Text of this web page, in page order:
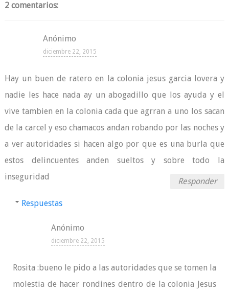
2 comentarios:
Anónimo
diciembre 22, 2015
Hay un buen de ratero en la colonia jesus garcia lovera y
nadie les hace nada ay un abogadillo que los ayuda y el
vive tambien en la colonia cada que agrran a uno los sacan
de la carcel y eso chamacos andan robando por las noches y
a ver autoridades si hacen algo por que es una burla que
estos delincuentes anden sueltos y sobre todo la
inseguridad
Responder
Respuestas
Anónimo
diciembre 22, 2015
Rosita :bueno le pido a las autoridades que se tomen la
molestia de hacer rondines dentro de la colonia Jesus